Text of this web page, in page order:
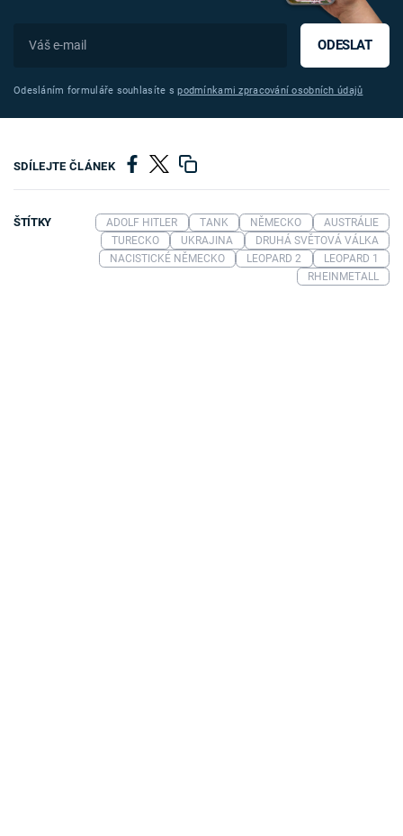
ODESLAT
Odesláním formuláře souhlasíte spodmínkami zpracování osobních údajů
SDÍLEJTE ČLÁNEK
ŠTÍTKY ADOLF HITLER TANK NĚMECKO
AUSTRÁLIE
TURECKO
UKRAJINA
DRUHÁ SVĚTOVÁ VÁLKA
NACISTICKÉ NĚMECKO
LEOPARD 2
LEOPARD 1
RHEINMETALL